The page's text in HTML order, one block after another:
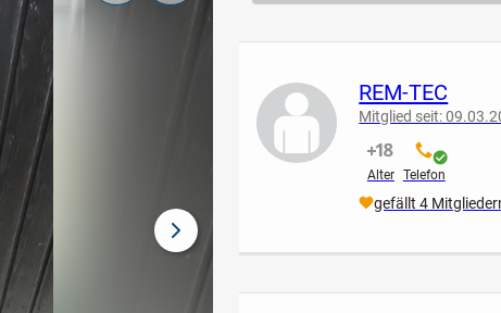
nächstes Bild
REM-TEC
Mitglied seit:
Alter
nicht verifiziert
Telefon
verifiziert
gefällt 4